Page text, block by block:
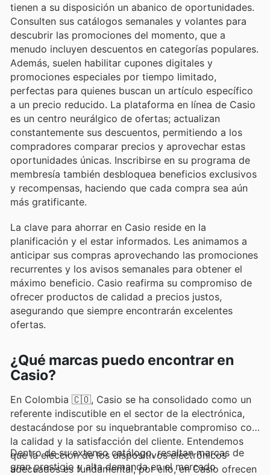
tienen a su disposición un abanico de oportunidades.
Consulten sus catálogos semanales y volantes para
descubrir las promociones del momento, que a
menudo incluyen descuentos en categorías populares.
Además, suelen habilitar cupones digitales y
promociones especiales por tiempo limitado,
perfectas para quienes buscan un artículo específico
a un precio reducido. La plataforma en línea de Casio
es un centro neurálgico de ofertas; actualizan
constantemente sus descuentos, permitiendo a los
compradores comparar precios y aprovechar estas
oportunidades únicas. Inscribirse en su programa de
membresía también desbloquea beneficios exclusivos
y recompensas, haciendo que cada compra sea aún
más gratificante.
La clave para ahorrar en Casio reside en la
planificación y el estar informados. Les animamos a
anticipar sus compras aprovechando las promociones
recurrentes y los avisos semanales para obtener el
máximo beneficio. Casio reafirma su compromiso de
ofrecer productos de calidad a precios justos,
asegurando que siempre encontrarán excelentes
ofertas.
¿Qué marcas puedo encontrar en
Casio?
En Colombia 🇨🇴, Casio se ha consolidado como un
referente indiscutible en el sector de la electrónica,
destacándose por su inquebrantable compromiso con
la calidad y la satisfacción del cliente. Entendemos
que la elección de los dispositivos electrónicos
adecuados es fundamental, por ello, en Casio ofrecen
Dentro de su extenso catálogo, resaltan marcas de
gran prestigio y alta demanda en el mercado